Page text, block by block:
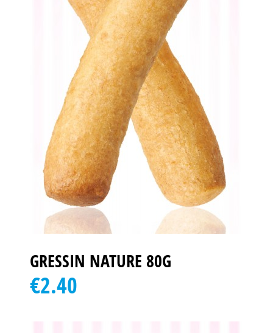
GRESSIN NATURE 80G
€2.40